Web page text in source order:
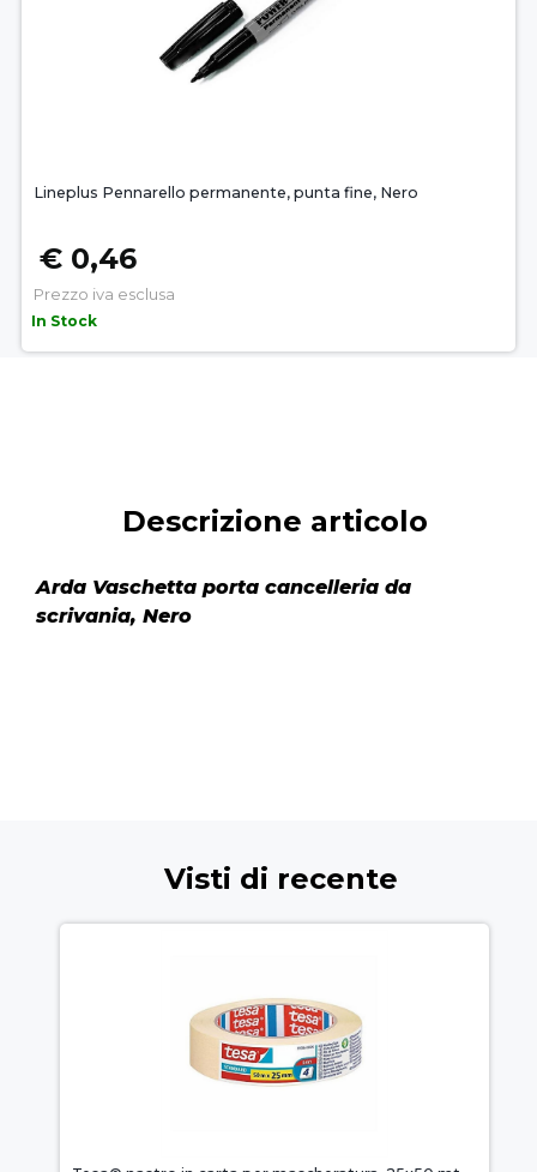
Lineplus Pennarello permanente, punta fine, Nero
€ 0,46
Prezzo iva esclusa
In Stock
Descrizione articolo
Arda Vaschetta porta cancelleria da
scrivania, Nero
Visti di recente